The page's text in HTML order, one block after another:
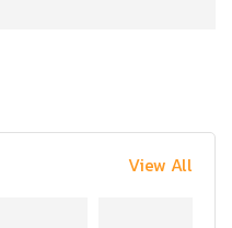
View All